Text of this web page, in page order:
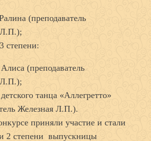
(преподаватель
степени:
(преподаватель
танца «Аллегретто»
Железная Л.П.).
приняли участие и стали
2 степени выпускницы